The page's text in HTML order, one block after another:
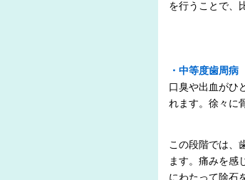
を行うことで、
・中等度歯周病
口臭や出血がひ
れます。徐々に
この段階では、
ます。痛みを感
にわたって除石